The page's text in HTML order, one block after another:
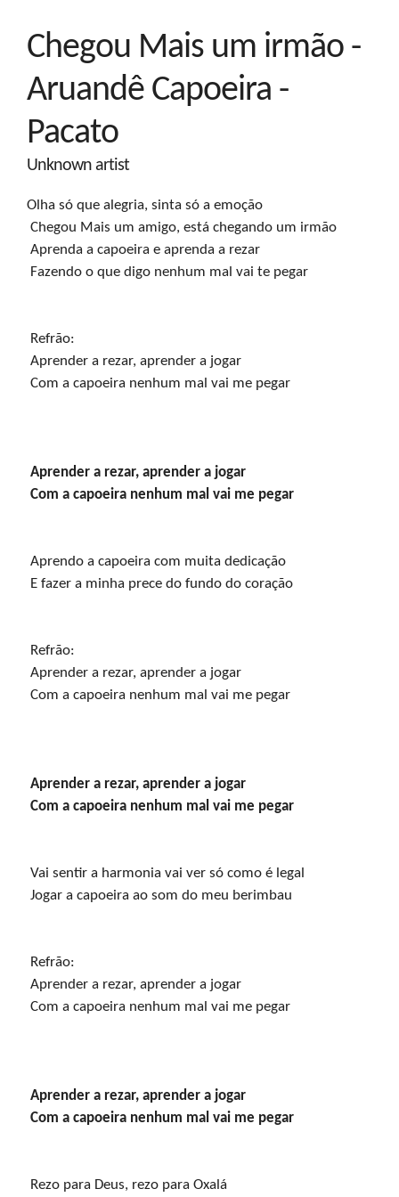
Chegou Mais um irmão -
Aruandê Capoeira -
Pacato
Unknown artist
Olha só que alegria, sinta só a emoção
Chegou Mais um amigo, está chegando um irmão
Aprenda a capoeira e aprenda a rezar
Fazendo o que digo nenhum mal vai te pegar
Refrão:
Aprender a rezar, aprender a jogar
Com a capoeira nenhum mal vai me pegar
Aprender a rezar, aprender a jogar
Aprendo a capoeira com muita dedicação
E fazer a minha prece do fundo do coração
Refrão:
Aprender a rezar, aprender a jogar
Com a capoeira nenhum mal vai me pegar
Aprender a rezar, aprender a jogar
Vai sentir a harmonia vai ver só como é legal
Jogar a capoeira ao som do meu berimbau
Refrão:
Aprender a rezar, aprender a jogar
Com a capoeira nenhum mal vai me pegar
Aprender a rezar, aprender a jogar
Rezo para Deus, rezo para Oxalá